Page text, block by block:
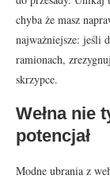
chyba że masz
najważniejsze: jeśli
ramionach,
skrzypce.
Wełna nie
potencjał
Modne ubrania z